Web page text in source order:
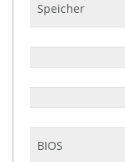
Speicher
BIOS